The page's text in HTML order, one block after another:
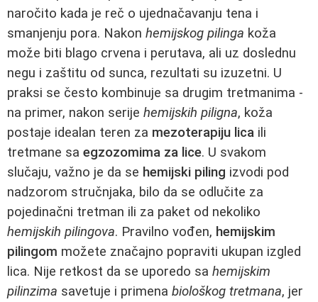
naročito kada je reč o ujednačavanju tena i
smanjenju pora. Nakon hemijskog pilinga koža
može biti blago crvena i perutava, ali uz doslednu
negu i zaštitu od sunca, rezultati su izuzetni. U
praksi se često kombinuje sa drugim tretmanima -
na primer, nakon serije hemijskih piligna, koža
postaje idealan teren za mezoterapiju lica ili
tretmane sa egzozomima za lice. U svakom
slučaju, važno je da se hemijski piling izvodi pod
nadzorom stručnjaka, bilo da se odlučite za
pojedinačni tretman ili za paket od nekoliko
hemijskih pilingova. Pravilno vođen, hemijskim
pilingom možete značajno popraviti ukupan izgled
lica. Nije retkost da se uporedo sa hemijskim
pilinzima savetuje i primena biološkog tretmana, jer